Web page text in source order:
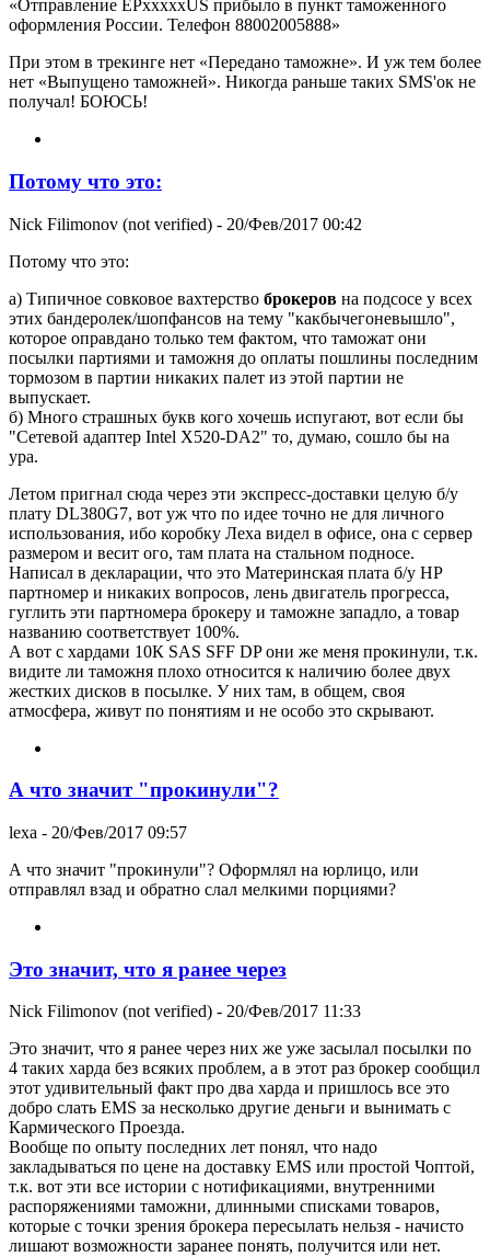
«Отправление EPxxxxxUS прибыло в пункт таможенного
оформления России. Телефон 88002005888»
При этом в трекинге нет «Передано таможне». И уж тем более
нет «Выпущено таможней». Никогда раньше таких SMS'ок не
получал! БОЮСЬ!
Потому что это:
Nick Filimonov (not verified) - 20/Фев/2017 00:42
Потому что это:
а) Типичное совковое вахтерство брокеров на подсосе у всех
этих бандеролек/шопфансов на тему "какбычегоневышло",
которое оправдано только тем фактом, что таможат они
посылки партиями и таможня до оплаты пошлины последним
тормозом в партии никаких палет из этой партии не
выпускает.
б) Много страшных букв кого хочешь испугают, вот если бы
"Сетевой адаптер Intel X520-DA2" то, думаю, сошло бы на
ура.
Летом пригнал сюда через эти экспресс-доставки целую б/у
плату DL380G7, вот уж что по идее точно не для личного
использования, ибо коробку Леха видел в офисе, она с сервер
размером и весит ого, там плата на стальном подносе.
Написал в декларации, что это Материнская плата б/у HP
партномер и никаких вопросов, лень двигатель прогресса,
гуглить эти партномера брокеру и таможне западло, а товар
названию соответствует 100%.
А вот с хардами 10К SAS SFF DP они же меня прокинули, т.к.
видите ли таможня плохо относится к наличию более двух
жестких дисков в посылке. У них там, в общем, своя
атмосфера, живут по понятиям и не особо это скрывают.
А что значит "прокинули"?
lexa - 20/Фев/2017 09:57
А что значит "прокинули"? Оформлял на юрлицо, или
отправлял взад и обратно слал мелкими порциями?
Это значит, что я ранее через
Nick Filimonov (not verified) - 20/Фев/2017 11:33
Это значит, что я ранее через них же уже засылал посылки по
4 таких харда без всяких проблем, а в этот раз брокер сообщил
этот удивительный факт про два харда и пришлось все это
добро слать EMS за несколько другие деньги и вынимать с
Кармического Проезда.
Вообще по опыту последних лет понял, что надо
закладываться по цене на доставку EMS или простой Чоптой,
т.к. вот эти все истории с нотификациями, внутренними
распоряжениями таможни, длинными списками товаров,
которые с точки зрения брокера пересылать нельзя - начисто
лишают возможности заранее понять, получится или нет.